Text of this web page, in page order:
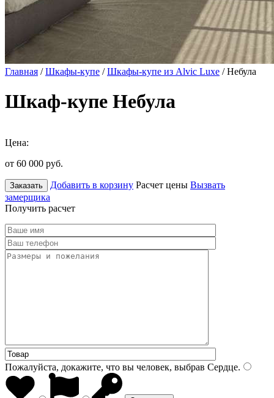
Главная /Шкафы-купе /Шкафы-купе из Alvic Luxe / Небула
Шкаф-купе Небула
Цена:
от 60 000 руб.
Заказать Добавить в корзину Расчет цены Вызвать
замерщика
Получить расчет
Пожалуйста, докажите, что вы человек, выбрав Сердце.